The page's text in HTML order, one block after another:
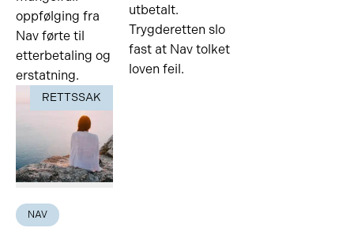
oppfølging fra
Nav førte til
etterbetaling og
erstatning.
utbetalt.
Trygderetten slo
fast at Nav tolket
loven feil.
RETTSSAK
NAV